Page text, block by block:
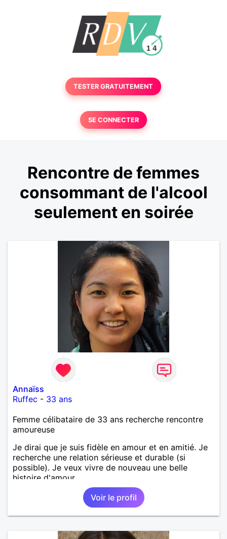
TESTER GRATUITEMENT
SE CONNECTER
Rencontre de femmes
consommant de l'alcool
seulement en soirée
Annaïss
Ruffec - 33 ans
Femme célibataire de 33 ans recherche rencontre
amoureuse
Je dirai que je suis fidèle en amour et en amitié. Je
recherche une relation sérieuse et durable (si
possible). Je veux vivre de nouveau une belle
histoire d'amour.
Voir le profil